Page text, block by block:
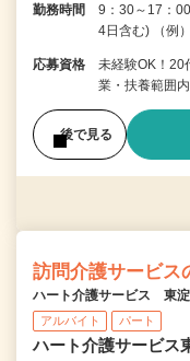
勤務時間
9：30～17：
4日含む) （例
応募資格
未経験OK！20
業・扶養範囲
後で見る
訪問介護サービス
ハート介護サービス 東
アルバイト パート
ハート介護サービス